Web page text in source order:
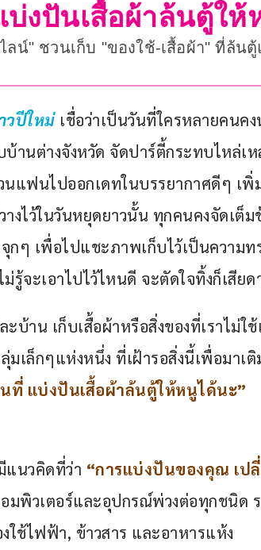
บ่งปันเสื้อผ้าล้นตู้ใ
น์" ชวนเก็บ "ของใช้-เสื้อผ้า" ที่ล้น
วปีใหม่ เชื่อว่าเป็นวันที่ใครหลายคนค
านต่างจังหวัด จัดปาร์ตี้กระทบไหล่เห
แฟนไปออกเดทในบรรยากาศดีๆ เพิ่
งไว้ในวันหยุดยาวนั้น ทุกคนคงจัดเต็ม
ๆ เพื่อไปแชะภาพเก็บไว้เป็นความท
จะเอาไปไว้ไหนดี จะตัดใจทิ้งก็เสียด
บ้าน เก็บเสื้อผ้าหรือสิ่งของที่เราไม่ใ
ล็กๆแห่งหนึ่ง ที่เฝ้ารอสิ่งนี้เพื่อมาเติ
ที่ แบ่งปันเสื้อผ้าล้นตู้ให้หนูได้นะ”
แนวคิดที่ว่า “การแบ่งปันของคุณ เป
มพิวเตอร์และอุปกรณ์พ่วงต่อทุกชนิด
ใช้ไฟฟ้า, ข้าวสาร และอาหารแห้ง